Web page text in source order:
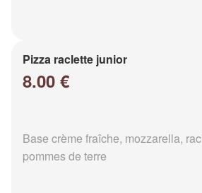
Pizza raclette junior
8.00 €
Base crème fraîche, mozzarella,
pommes de terre